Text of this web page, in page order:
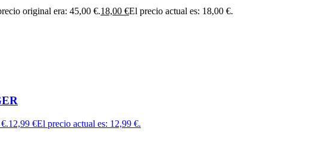
original era: 45,00 €.18,00 €El precio actual es: 18,00 €.
12,99 €El precio actual es: 12,99 €.